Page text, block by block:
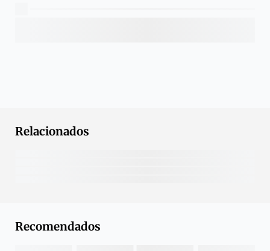
Relacionados
Recomendados